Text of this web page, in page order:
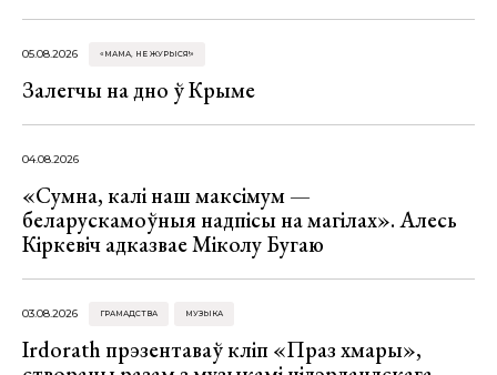
05.08.2026 «МАМА, НЕ ЖУРЫСЯ!»
Залегчы на дно ў Крыме
04.08.2026
«Сумна, калі наш максімум —
беларускамоўныя надпісы на магілах». Алесь
Кіркевіч адказвае Міколу Бугаю
03.08.2026 ГРАМАДСТВА МУЗЫКА
Irdorath прэзентаваў кліп «Праз хмары»,